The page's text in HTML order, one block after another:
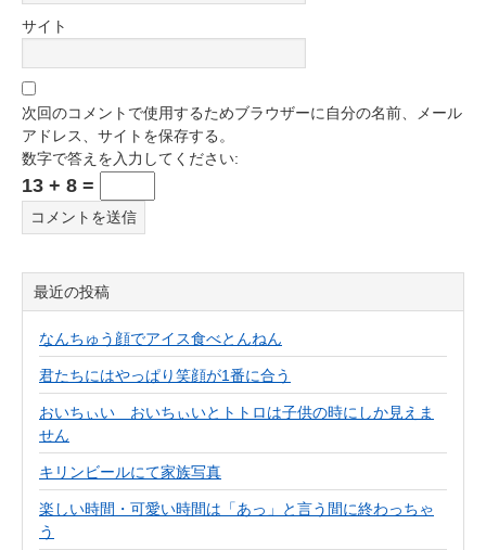
サイト
次回のコメントで使用するためブラウザーに自分の名前、メール
アドレス、サイトを保存する。
数字で答えを入力してください:
13 + 8 =
最近の投稿
なんちゅう顔でアイス食べとんねん
君たちにはやっぱり笑顔が1番に合う
おいちぃい おいちぃいとトトロは子供の時にしか見えま
せん
キリンビールにて家族写真
楽しい時間・可愛い時間は「あっ」と言う間に終わっちゃ
う